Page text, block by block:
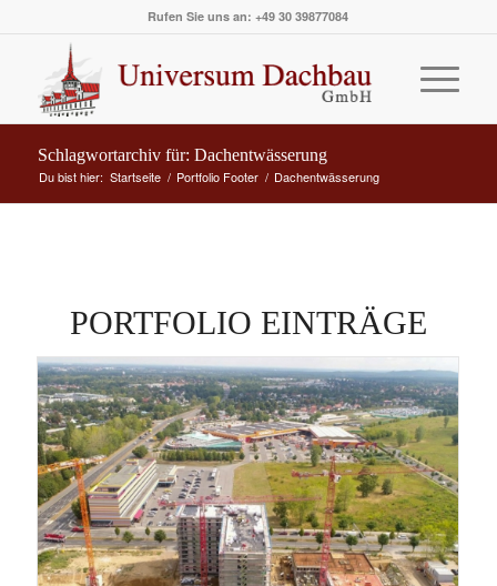
Rufen Sie uns an: +49 30 39877084
Schlagwortarchiv für: Dachentwässerung
Du bist hier: Startseite / Portfolio Footer / Dachentwässerung
PORTFOLIO EINTRÄGE